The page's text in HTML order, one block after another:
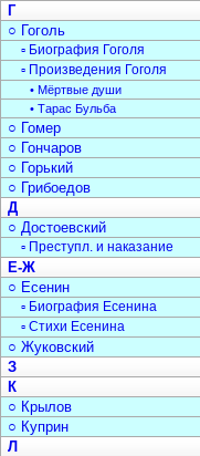
Г
○ Гоголь
▫ Биография Гоголя
▫ Произведения Гоголя
• Мёртвые души
• Тарас Бульба
○ Гомер
○ Гончаров
○ Горький
○ Грибоедов
Д
○ Достоевский
▫ Преступл. и наказание
Е-Ж
○ Есенин
▫ Биография Есенина
▫ Стихи Есенина
○ Жуковский
З
К
○ Крылов
○ Куприн
Л